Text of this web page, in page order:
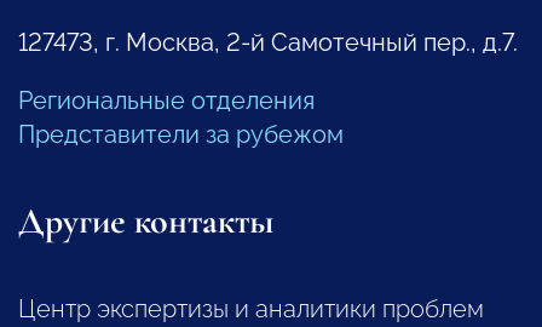
127473, г. Москва, 2-й Самотечный пер., д.7.
Региональные отделения
Представители за рубежом
Другие контакты
Центр экспертизы и аналитики проблем